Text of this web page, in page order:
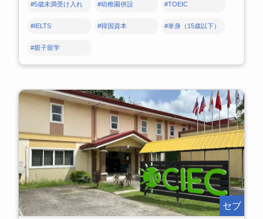
#5歳未満受け入れ #幼稚園併設 #TOEIC
#IELTS #韓国資本 #単身（15歳以下）
#親子留学
セブ